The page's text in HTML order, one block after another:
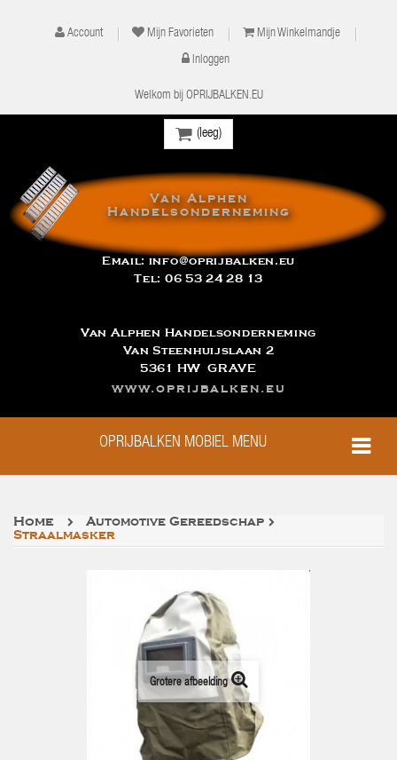
Account Mijn Favorieten Mijn Winkelmandje
Inloggen
Welkom bij OPRIJBALKEN.EU
(leeg)
Van Alphen
Handelsonderneming
Email: info@oprijbalken.eu
Tel: 06 53 24 28 13
Van Alphen Handelsonderneming
Van Steenhuijslaan 2
5361 HW GRAVE
www.oprijbalken.eu
OPRIJBALKEN MOBIEL MENU
Home
Automotive Gereedschap
Straalmasker
Grotere afbeelding